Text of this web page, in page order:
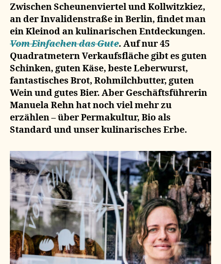
kulinarisches
erbe
Zwischen Scheunenviertel und Kollwitzkiez,
an der Invalidenstraße in Berlin, findet man
ein Kleinod an kulinarischen Entdeckungen.
Vom Einfachen das Gute. Auf nur 45
Quadratmetern Verkaufsfläche gibt es guten
Schinken, guten Käse, beste Leberwurst,
fantastisches Brot, Rohmilchbutter, guten
Wein und gutes Bier. Aber Geschäftsführerin
Manuela Rehn hat noch viel mehr zu
erzählen – über Permakultur, Bio als
Standard und unser kulinarisches Erbe.